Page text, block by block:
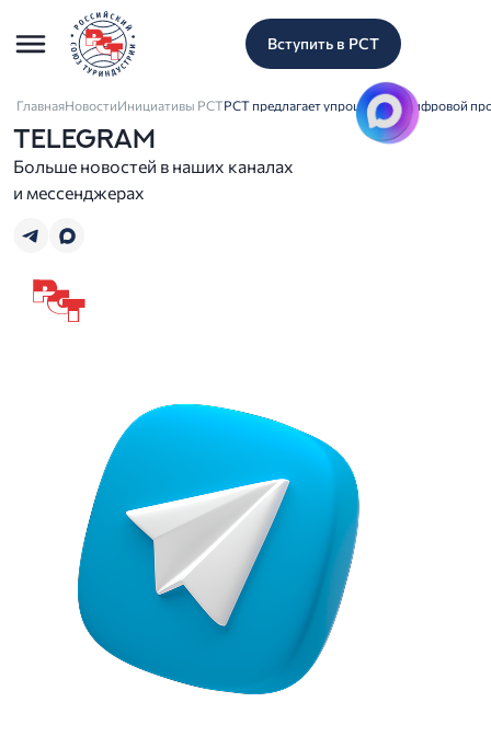
Вступить в РСТ
ГлавнаяНовостиИнициативы РСТРСТ предлагает упрощенный цифровой
TELEGRAM
Больше новостей в наших каналах
и мессенджерах